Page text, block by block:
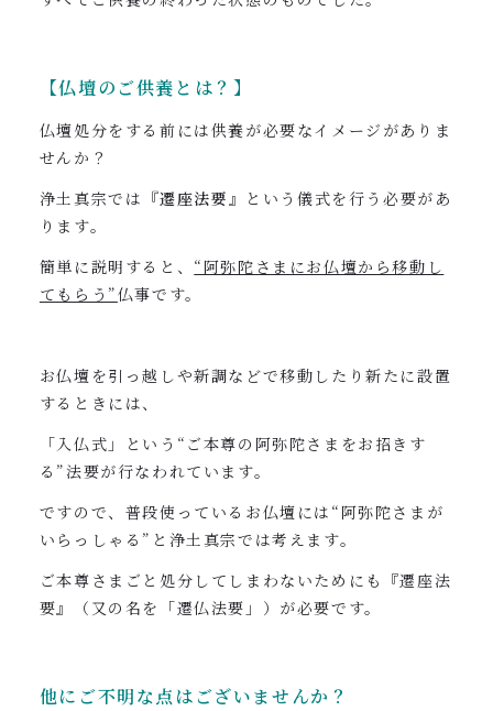
【仏壇のご供養とは？】
仏壇処分をする前には供養が必要なイメージがありま
せんか？
浄土真宗では 『遷座法要』 という儀式を行う必要があ
ります。
簡単に説明すると、 “阿弥陀さまにお仏壇から移動し
てもらう”仏事です。
お仏壇を引っ越しや新調などで移動したり新たに設置
するときには、
「入仏式」という“ご本尊の阿弥陀さまをお招きす
る”法要が行なわれています。
ですので、普段使っているお仏壇には“阿弥陀さまが
いらっしゃる”と浄土真宗では考えます。
ご本尊さまごと処分してしまわないためにも『遷座法
要』（又の名を「遷仏法要」）が必要です。
他にご不明な点はございませんか？